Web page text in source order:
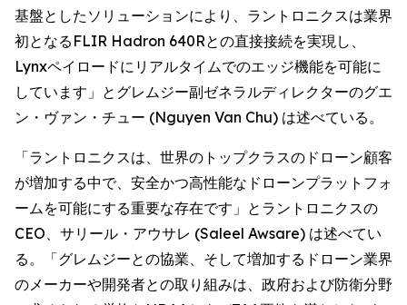
基盤としたソリューションにより、ラントロニクスは業界
初となるFLIR Hadron 640Rとの直接接続を実現し、
Lynxペイロードにリアルタイムでのエッジ機能を可能に
しています」とグレムジー副ゼネラルディレクターのグエ
ン・ヴァン・チュー (Nguyen Van Chu) は述べている。
「ラントロニクスは、世界のトップクラスのドローン顧客
が増加する中で、安全かつ高性能なドローンプラットフォ
ームを可能にする重要な存在です」とラントロニクスの
CEO、サリール・アウサレ (Saleel Awsare) は述べてい
る。「グレムジーとの協業、そして増加するドローン業界
のメーカーや開発者との取り組みは、政府および防衛分野